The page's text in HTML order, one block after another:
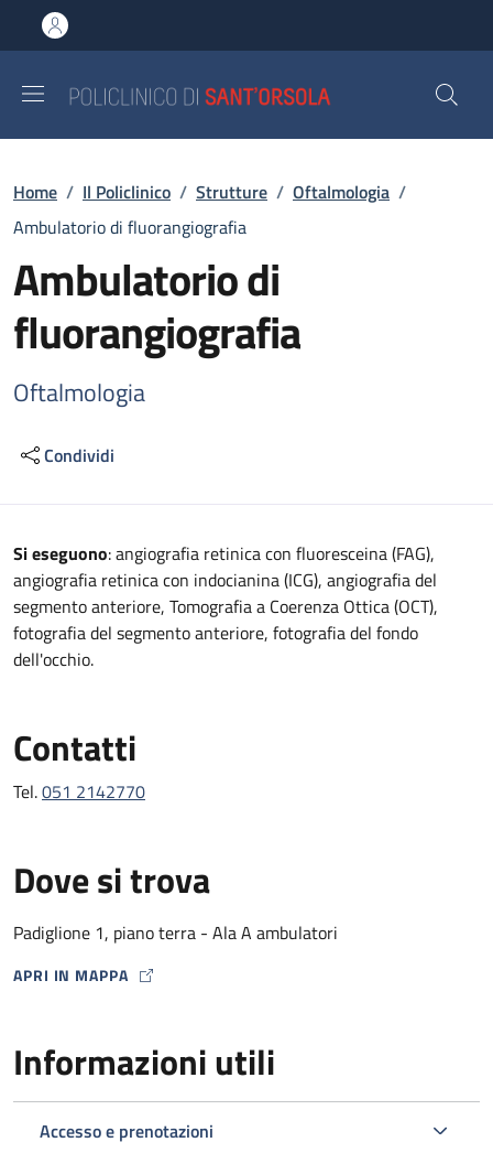
al contenuto principale
to footer content
Briciole di pane
Home / Il Policlinico / Strutture / Oftalmologia /
Ambulatorio di fluorangiografia
Ambulatorio di
fluorangiografia
Oftalmologia
Condividi
Descrizione
Si eseguono: angiografia retinica con fluoresceina (FAG),
angiografia retinica con indocianina (ICG), angiografia del
segmento anteriore, Tomografia a Coerenza Ottica (OCT),
fotografia del segmento anteriore, fotografia del fondo
dell'occhio.
Contatti
Tel.051 2142770
Dove si trova
Padiglione 1, piano terra - Ala A ambulatori
APRI IN MAPPA
MAP ICON
Informazioni utili
Accesso e prenotazioni